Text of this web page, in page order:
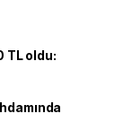
TL oldu: